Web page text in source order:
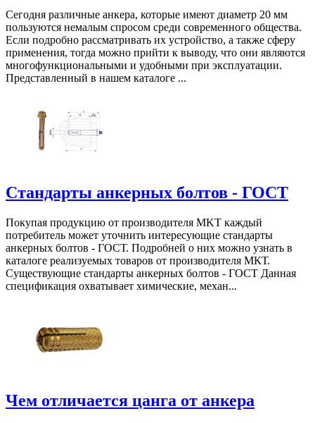
Сегодня различные анкера, которые имеют диаметр 20 мм
пользуются немалым спросом среди современного общества.
Если подробно рассматривать их устройство, а также сферу
применения, тогда можно прийти к выводу, что они являются
многофункциональными и удобными при эксплуатации.
Представленный в нашем каталоге ...
Стандарты анкерных болтов - ГОСТ
Покупая продукцию от производителя MKT каждый
потребитель может уточнить интересующие стандарты
анкерных болтов - ГОСТ. Подробней о них можно узнать в
каталоге реализуемых товаров от производителя МКТ.
Существующие стандарты анкерных болтов - ГОСТ Данная
спецификация охватывает химические, механ...
Чем отличается цанга от анкера